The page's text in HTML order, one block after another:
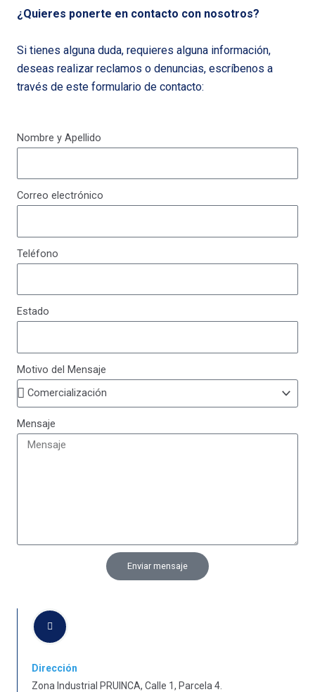
¿Quieres ponerte en contacto con nosotros?
Si tienes alguna duda, requieres alguna información,
deseas realizar reclamos o denuncias, escríbenos a
través de este formulario de contacto:
Nombre y Apellido
Correo electrónico
Teléfono
Estado
Motivo del Mensaje
Mensaje
Enviar mensaje
Dirección
Zona Industrial PRUINCA, Calle 1, Parcela 4.